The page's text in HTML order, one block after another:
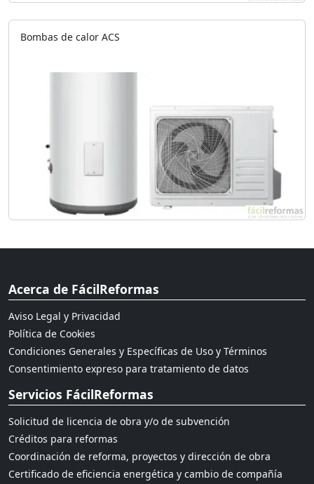
Bombas de calor ACS
Acerca de FácilReformas
Aviso Legal y Privacidad
Política de Cookies
Condiciones Generales y Específicas de Uso y Términos
Consentimiento expreso para tratamiento de datos
Servicios FácilReformas
Solicitud de licencia de obra y/o de subvención
Créditos para reformas
Coordinación de reforma, proyectos y dirección de obra
Certificado de eficiencia energética y cambio de compañía